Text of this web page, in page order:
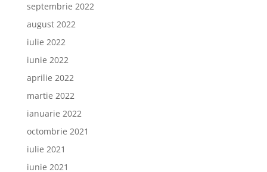
septembrie 2022
august 2022
iulie 2022
iunie 2022
aprilie 2022
martie 2022
ianuarie 2022
octombrie 2021
iulie 2021
iunie 2021